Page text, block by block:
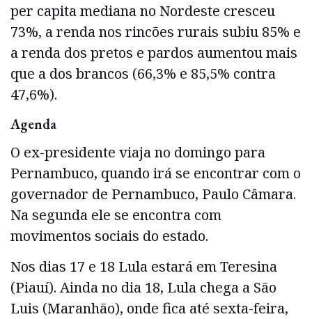
per capita mediana no Nordeste cresceu
73%, a renda nos rincões rurais subiu 85% e
a renda dos pretos e pardos aumentou mais
que a dos brancos (66,3% e 85,5% contra
47,6%).
Agenda
O ex-presidente viaja no domingo para
Pernambuco, quando irá se encontrar com o
governador de Pernambuco, Paulo Câmara.
Na segunda ele se encontra com
movimentos sociais do estado.
Nos dias 17 e 18 Lula estará em Teresina
(Piauí). Ainda no dia 18, Lula chega a São
Luis (Maranhão), onde fica até sexta-feira,